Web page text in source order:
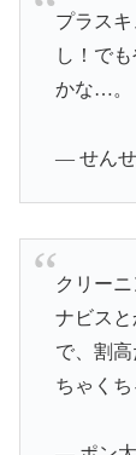
プラス
し！で
かな…。
— せんせ
クリー
ナビス
で、割
ちゃく